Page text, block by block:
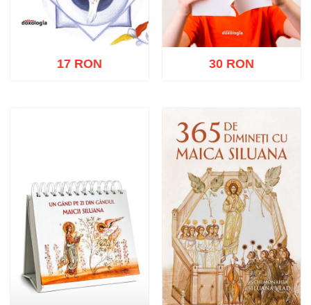
17 RON
Adaugă în coș
30 RON